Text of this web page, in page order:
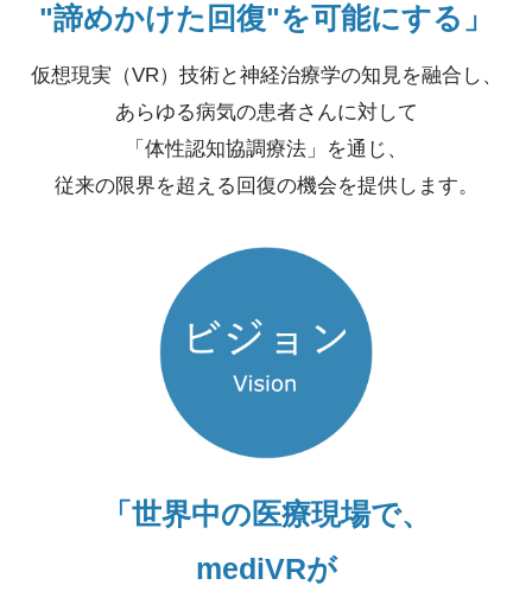
"諦めかけた回復"を可能にする」
仮想現実（VR）技術と神経治療学の知見を融合し、
あらゆる病気の患者さんに対して
「体性認知協調療法」を通じ、
従来の限界を超える回復の機会を提供します。
「世界中の医療現場で、
mediVRが